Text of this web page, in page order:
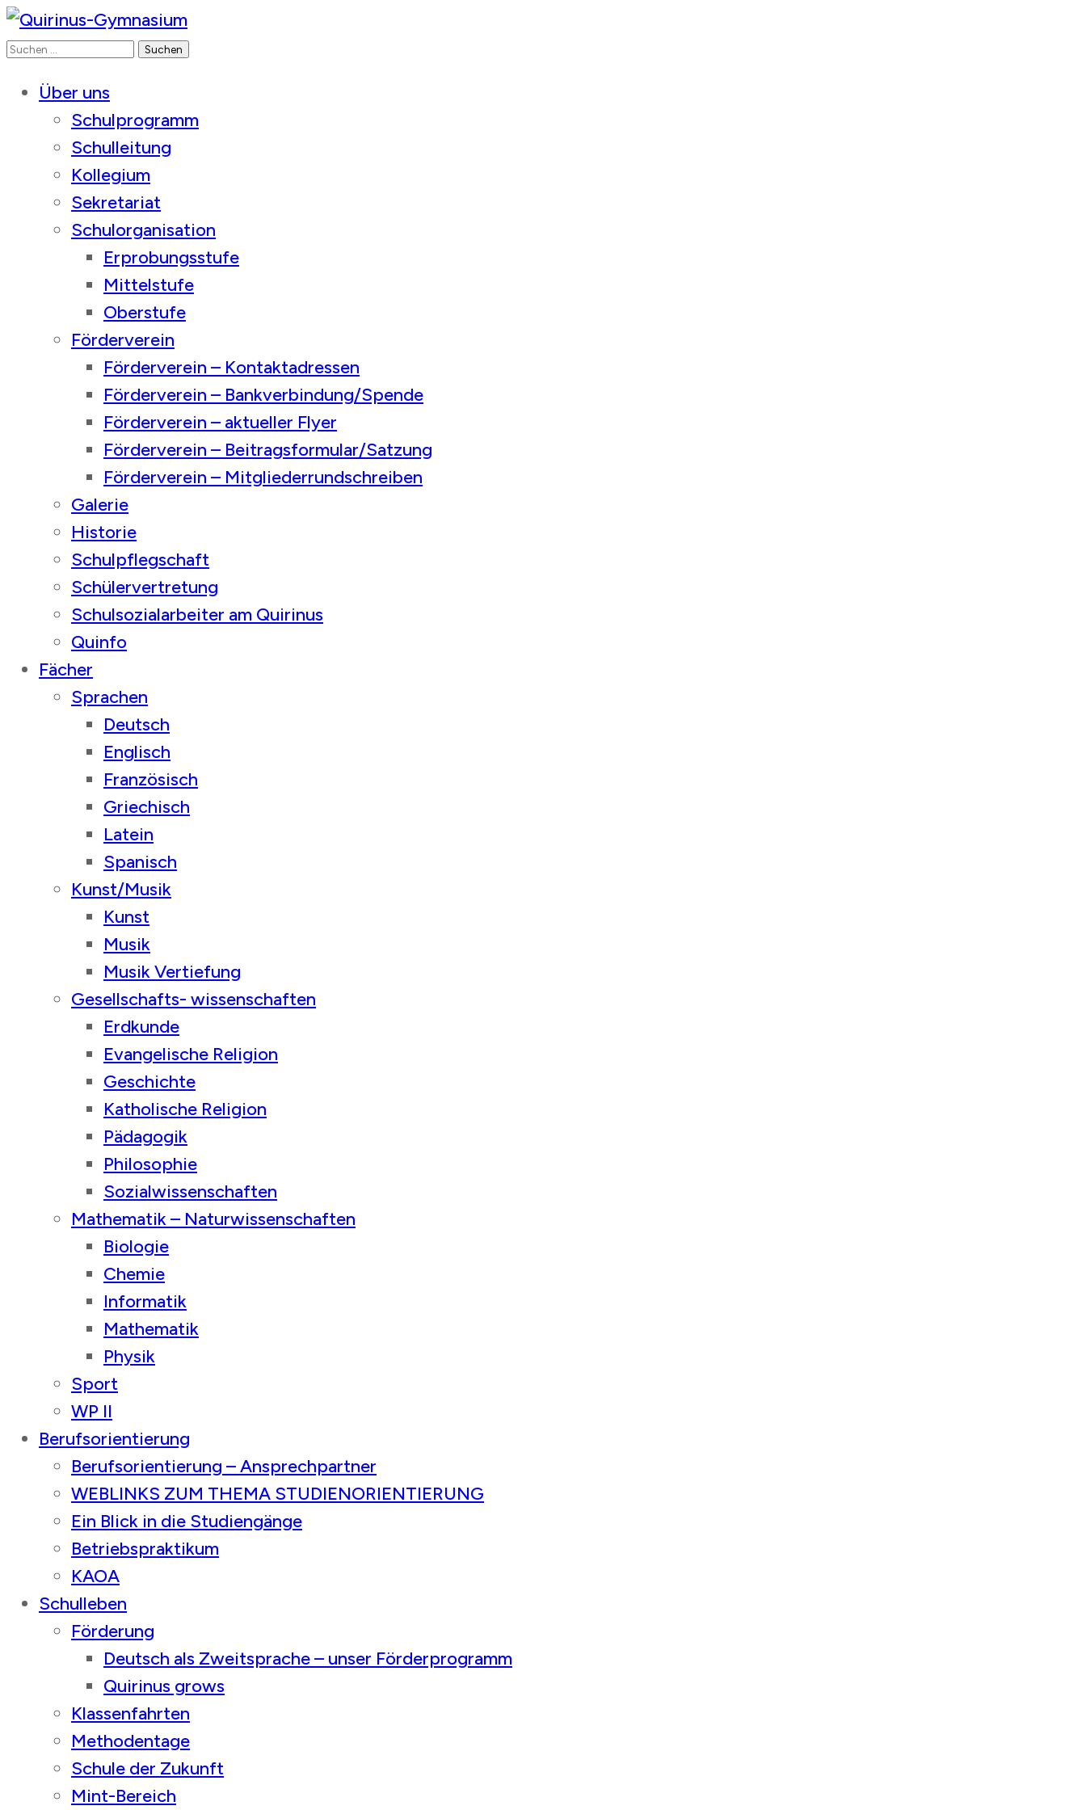
Quirinus-Gymnasium
Suchen
Über uns
Schulprogramm
Schulleitung
Kollegium
Sekretariat
Schulorganisation
Erprobungsstufe
Mittelstufe
Oberstufe
Förderverein
Förderverein – Kontaktadressen
Förderverein – Bankverbindung/Spende
Förderverein – aktueller Flyer
Förderverein – Beitragsformular/Satzung
Förderverein – Mitgliederrundschreiben
Galerie
Historie
Schulpflegschaft
Schülervertretung
Schulsozialarbeiter am Quirinus
Quinfo
Fächer
Sprachen
Deutsch
Englisch
Französisch
Griechisch
Latein
Spanisch
Kunst/Musik
Kunst
Musik
Musik Vertiefung
Gesellschafts- wissenschaften
Erdkunde
Evangelische Religion
Geschichte
Katholische Religion
Pädagogik
Philosophie
Sozialwissenschaften
Mathematik – Naturwissenschaften
Biologie
Chemie
Informatik
Mathematik
Physik
Sport
WP II
Berufsorientierung
Berufsorientierung – Ansprechpartner
WEBLINKS ZUM THEMA STUDIENORIENTIERUNG
Ein Blick in die Studiengänge
Betriebspraktikum
KAOA
Schulleben
Förderung
Deutsch als Zweitsprache – unser Förderprogramm
Quirinus grows
Klassenfahrten
Methodentage
Schule der Zukunft
Mint-Bereich